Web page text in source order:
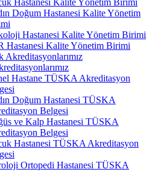
Doğum Hastanesi Kalite Yönetim
Hastanesi Kalite Yönetim Birimi
Hastanesi Kalite Yönetim Birimi
Hastane TÜSKA Akreditasyon
Doğum Hastanesi TÜSKA
Belgesi
ve Kalp Hastanesi TÜSKA
Belgesi
Hastanesi TÜSKA Akreditasyon
Ortopedi Hastanesi TÜSKA